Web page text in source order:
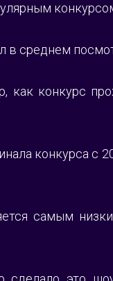
среднем
конкурс
конкурса с
самым